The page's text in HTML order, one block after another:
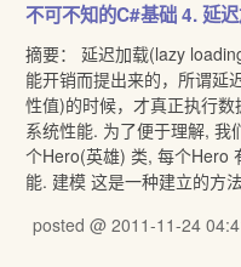
不可不知的C#基础 4. 延
摘要： 延迟加载(lazy
能开销而提出来的，所谓延
性值)的时候，才真正执行
系统性能. 为了便于理解, 我
个Hero(英雄) 类, 每个Hero
能. 建模 这是一种建立的方
posted @ 2011-11-24